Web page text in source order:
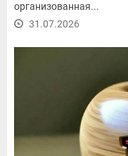
организованная...
31.07.2026